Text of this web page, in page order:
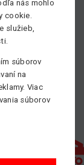
nás mohlo
cookie.
služieb,
súborov
na
Viac
súborov